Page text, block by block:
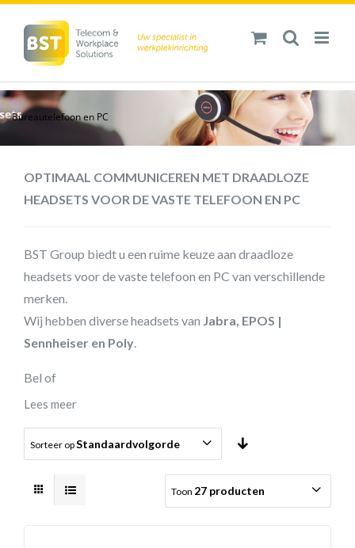
inhoud
Bureautelefoon en PC
OPTIMAAL COMMUNICEREN MET DRAADLOZE
HEADSETS VOOR DE VASTE TELEFOON EN PC
BST Group biedt u een ruime keuze aan draadloze
headsets voor de vaste telefoon en PC van verschillende
merken.
Wij hebben diverse headsets van Jabra, EPOS |
Sennheiser en Poly
Bel of
Lees meer
Sorteer opStandaardvolgorde
Toon 27 producten